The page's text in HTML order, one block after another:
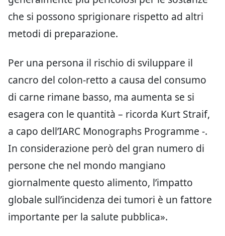
che si possono sprigionare rispetto ad altri
metodi di preparazione.
Per una persona il rischio di sviluppare il
cancro del colon-retto a causa del consumo
di carne rimane basso, ma aumenta se si
esagera con le quantità – ricorda Kurt Straif,
a capo dell’IARC Monographs Programme -.
In considerazione però del gran numero di
persone che nel mondo mangiano
giornalmente questo alimento, l’impatto
globale sull’incidenza dei tumori è un fattore
importante per la salute pubblica».